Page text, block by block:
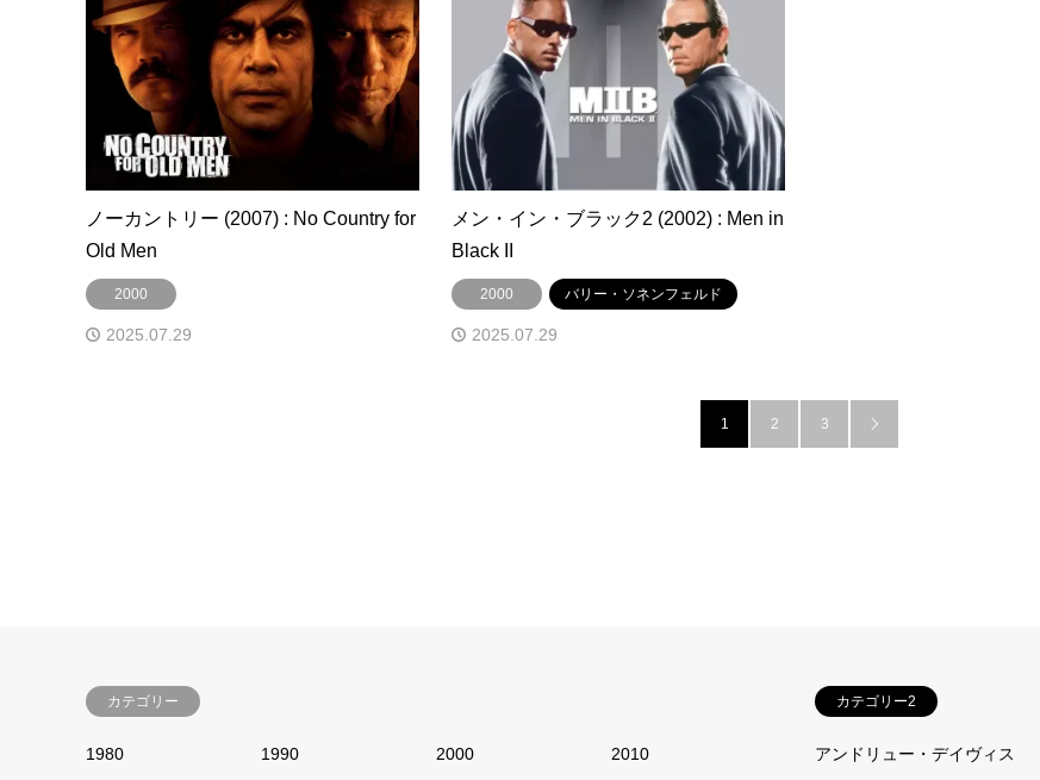
ノーカントリー (2007) : No Country for
Old Men
2000
2025.07.29
メン・イン・ブラック2 (2002) : Men in
Black II
2000 バリー・ソネンフェルド
2025.07.29
1 2 3 
カテゴリー
1980 1990 2000 2010
カテゴリー2
アンドリュー・デイヴィス